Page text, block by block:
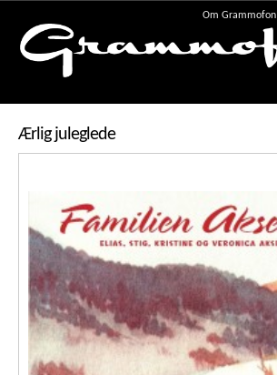
Om Grammofon
Ærlig juleglede